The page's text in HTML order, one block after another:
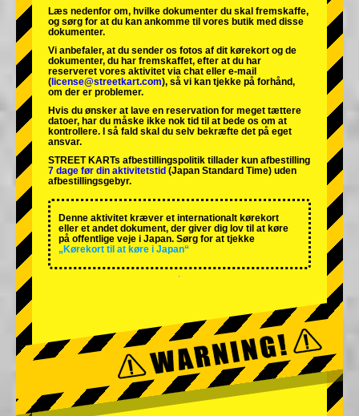
Læs nedenfor om, hvilke dokumenter du skal fremskaffe,
og sørg for at du kan ankomme til vores butik med disse
dokumenter.
Vi anbefaler, at du sender os fotos af dit kørekort og de
dokumenter, du har fremskaffet, efter at du har
reserveret vores aktivitet via chat eller e-mail
( license@streetkart.com), så vi kan tjekke på forhånd,
om der er problemer.
Hvis du ønsker at lave en reservation for meget tættere
datoer, har du måske ikke nok tid til at bede os om at
kontrollere. I så fald skal du selv bekræfte det på eget
ansvar.
STREET KARTs afbestillingspolitik tillader kun afbestilling
7 dage før din aktivitetstid (Japan Standard Time) uden
afbestillingsgebyr.
Denne aktivitet kræver et internationalt kørekort
eller et andet dokument, der giver dig lov til at køre
på offentlige veje i Japan. Sørg for at tjekke
„Kørekort til at køre i Japan“